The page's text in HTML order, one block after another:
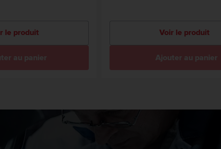
le produit
au panier
Voir le produit
Ajouter au panier